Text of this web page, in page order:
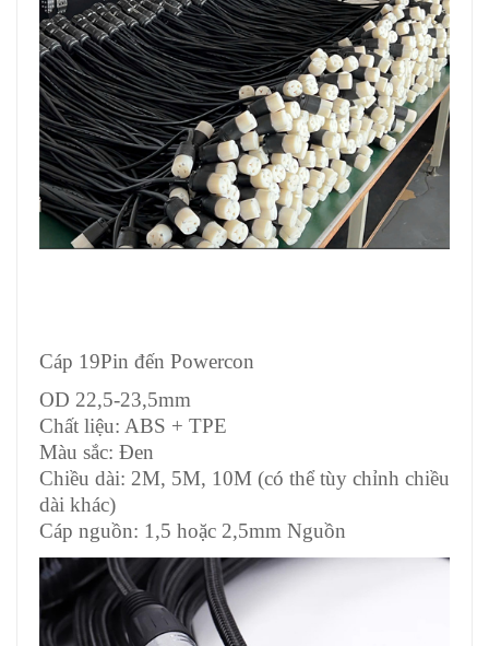
Cáp 19Pin đến Powercon
OD 22,5-23,5mm
Chất liệu: ABS + TPE
Màu sắc: Đen
Chiều dài: 2M, 5M, 10M (có thể tùy chỉnh chiều
dài khác)
Cáp nguồn: 1,5 hoặc 2,5mm Nguồn